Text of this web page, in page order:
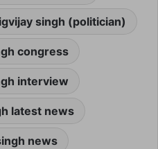
singh (politician)
congress
interview
latest news
news